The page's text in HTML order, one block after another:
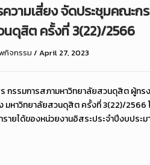
วามเสี่ยง จัดประชุมคณะก
นดุสิต ครั้งที่ 3(22)/2566
กิจกรรม / April 27, 2023
กรรมการสภามหาวิทยาลัยสวนดุสิต ผู้ทร
มหาวิทยาลัยสวนดุสิต ครั้งที่ 3(22)/2566
รายได้ของหน่วยงานอิสระประจำปีงบประ